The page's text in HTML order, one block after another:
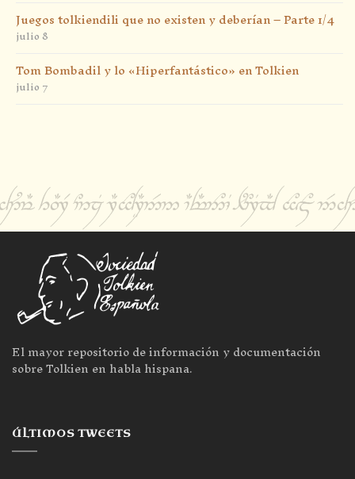
Juegos tolkiendili que no existen y deberían – Parte 1/4
julio 8
Tom Bombadil y lo «Hiperfantástico» en Tolkien
julio 7
El mayor repositorio de información y documentación
sobre Tolkien en habla hispana.
ÚLTIMOS TWEETS